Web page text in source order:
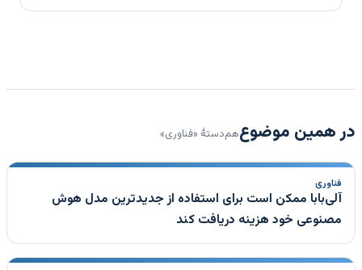
در همین موضوعهم‌دستهٔ «فناوری»
فناوری
آلی‌بابا ممکن است برای استفاده از جدیدترین مدل هوش
مصنوعی خود هزینه دریافت کند